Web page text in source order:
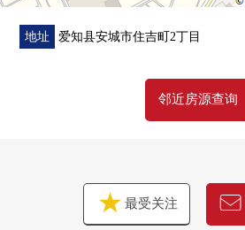
地址 爱知县安城市住吉町2丁目
邻近房源查询
最受关注